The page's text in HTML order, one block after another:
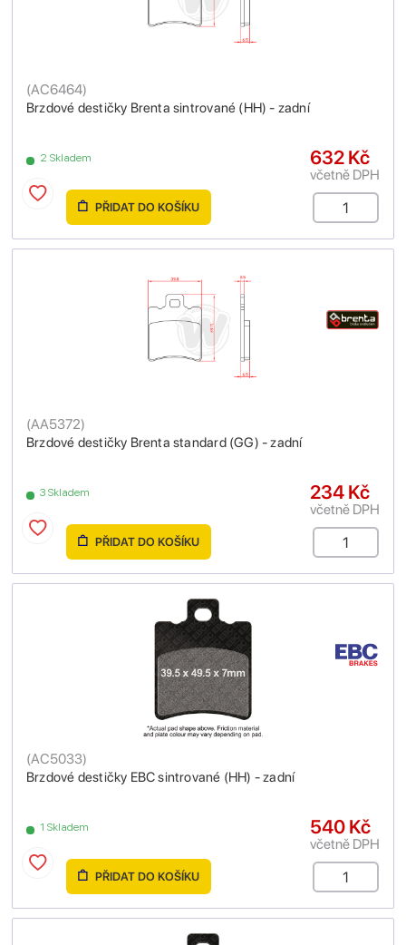
Brzdové destičky Brenta sintrované (HH) - zadní
(AC6464)
2 Skladem 632 Kč
včetně DPH
PŘIDAT DO KOŠÍKU
Brzdové destičky Brenta standard (GG) - zadní
(AA5372)
3 Skladem 234 Kč
včetně DPH
PŘIDAT DO KOŠÍKU
Brzdové destičky EBC sintrované (HH) - zadní
(AC5033)
1 Skladem 540 Kč
včetně DPH
PŘIDAT DO KOŠÍKU